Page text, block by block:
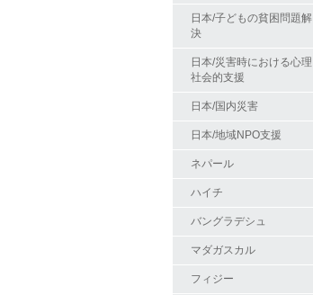
日本/子どもの貧困問題解
決
日本/災害時における心理
社会的支援
日本/国内災害
日本/地域NPO支援
ネパール
ハイチ
バングラデシュ
マダガスカル
フィジー